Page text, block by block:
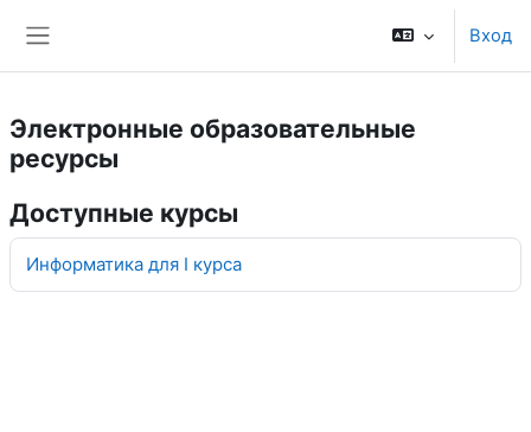
Вход
Электронные образовательные
ресурсы
Доступные курсы
Информатика для I курса